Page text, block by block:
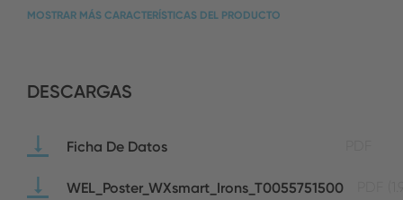
MOSTRAR MÁS CARACTERÍSTICAS DEL PRODUCTO
DESCARGAS
Ficha De Datos
WEL_Poster_WXsmart_Irons_T0055751500